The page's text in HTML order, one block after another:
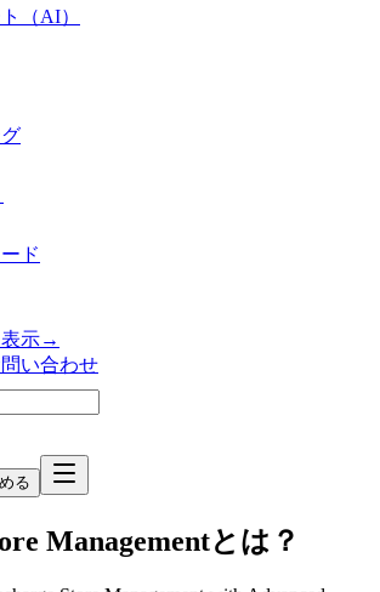
（AI）
ド
示→
い合わせ
る
Managementとは？